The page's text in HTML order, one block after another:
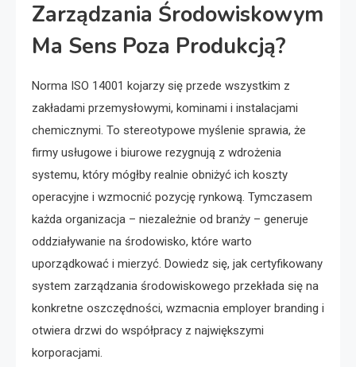
Zarządzania Środowiskowym
Ma Sens Poza Produkcją?
Norma ISO 14001 kojarzy się przede wszystkim z
zakładami przemysłowymi, kominami i instalacjami
chemicznymi. To stereotypowe myślenie sprawia, że
firmy usługowe i biurowe rezygnują z wdrożenia
systemu, który mógłby realnie obniżyć ich koszty
operacyjne i wzmocnić pozycję rynkową. Tymczasem
każda organizacja – niezależnie od branży – generuje
oddziaływanie na środowisko, które warto
uporządkować i mierzyć. Dowiedz się, jak certyfikowany
system zarządzania środowiskowego przekłada się na
konkretne oszczędności, wzmacnia employer branding i
otwiera drzwi do współpracy z największymi
korporacjami.